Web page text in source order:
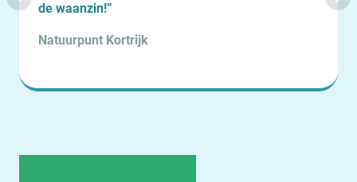
de waanzin!”
Natuurpunt Kortrijk